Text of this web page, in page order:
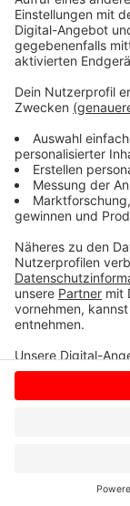
Höpingen. Die
noch, in
hinzukommen.
HIER.
Anzeige
Anzeige